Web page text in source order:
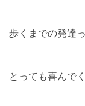
歩くまでの発達
とっても喜んで